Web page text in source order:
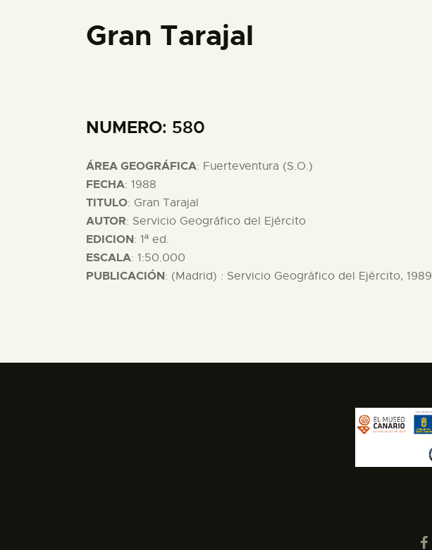
Gran Tarajal
NUMERO: 580
ÁREA GEOGRÁFICA: Fuerteventura (S.O.)
FECHA: 1988
TITULO: Gran Tarajal
AUTOR: Servicio Geográfico del Ejército
EDICION: 1ª ed.
ESCALA: 1:50.000
PUBLICACIÓN: (Madrid) : Servicio Geográfico del Ejército, 1989